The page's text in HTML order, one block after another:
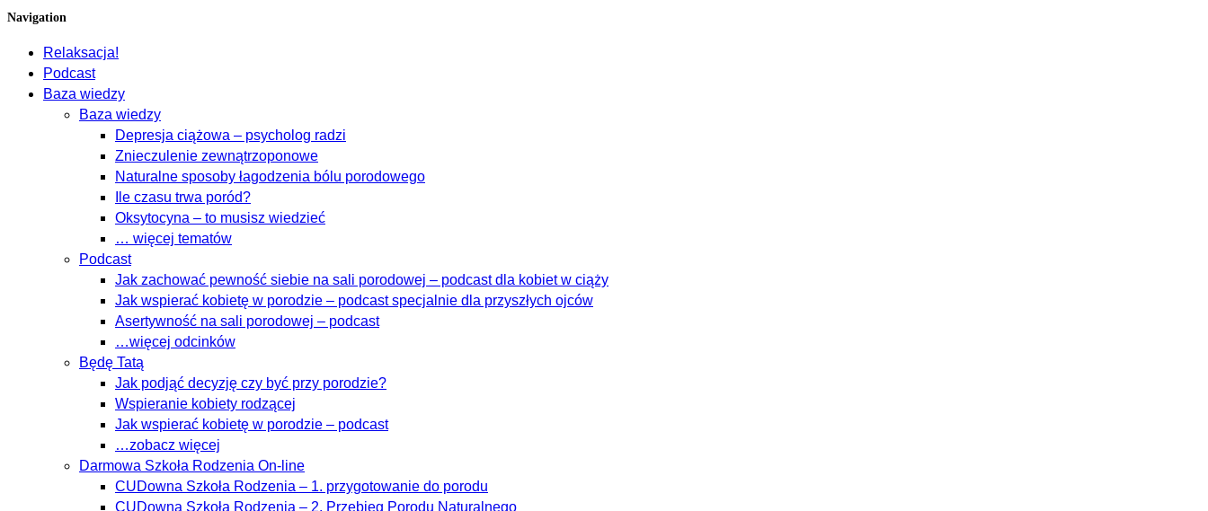
Navigation
Relaksacja!
Podcast
Baza wiedzy
Baza wiedzy
Depresja ciążowa – psycholog radzi
Znieczulenie zewnątrzoponowe
Naturalne sposoby łagodzenia bólu porodowego
Ile czasu trwa poród?
Oksytocyna – to musisz wiedzieć
… więcej tematów
Podcast
Jak zachować pewność siebie na sali porodowej – podcast dla kobiet w ciąży
Jak wspierać kobietę w porodzie – podcast specjalnie dla przyszłych ojców
Asertywność na sali porodowej – podcast
…więcej odcinków
Będę Tatą
Jak podjąć decyzję czy być przy porodzie?
Wspieranie kobiety rodzącej
Jak wspierać kobietę w porodzie – podcast
…zobacz więcej
Darmowa Szkoła Rodzenia On-line
CUDowna Szkoła Rodzenia – 1. przygotowanie do porodu
CUDowna Szkoła Rodzenia – 2. Przebieg Porodu Naturalnego